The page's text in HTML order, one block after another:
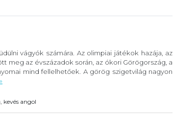
vágyók számára. Az olimpiai játékok hazája, az
meg az évszázadok során, az ókori Görögország, a
mind fellelhetőek. A görög szigetvilág nagyon
kevés angol